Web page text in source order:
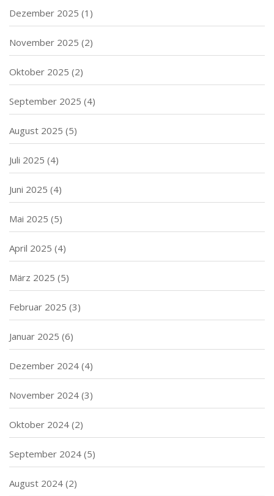
Dezember 2025 (1)
November 2025 (2)
Oktober 2025 (2)
September 2025 (4)
August 2025 (5)
Juli 2025 (4)
Juni 2025 (4)
Mai 2025 (5)
April 2025 (4)
März 2025 (5)
Februar 2025 (3)
Januar 2025 (6)
Dezember 2024 (4)
November 2024 (3)
Oktober 2024 (2)
September 2024 (5)
August 2024 (2)